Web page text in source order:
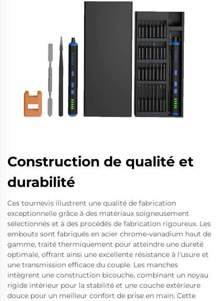
Construction de qualité et
durabilité
Ces tournevis illustrent une qualité de fabrication
exceptionnelle grâce à des matériaux soigneusement
sélectionnés et à des procédés de fabrication rigoureux. Les
embouts sont fabriqués en acier chrome-vanadium haut de
gamme, traité thermiquement pour atteindre une dureté
optimale, offrant ainsi une excellente résistance à l'usure et
une transmission efficace du couple. Les manches
intègrent une construction bicouche, combinant un noyau
rigide intérieur pour la stabilité et une couche extérieure
douce pour un meilleur confort de prise en main. Cette